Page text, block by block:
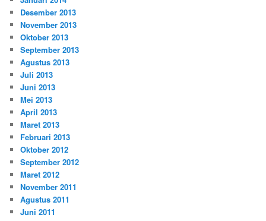
Desember 2013
November 2013
Oktober 2013
September 2013
Agustus 2013
Juli 2013
Juni 2013
Mei 2013
April 2013
Maret 2013
Februari 2013
Oktober 2012
September 2012
Maret 2012
November 2011
Agustus 2011
Juni 2011